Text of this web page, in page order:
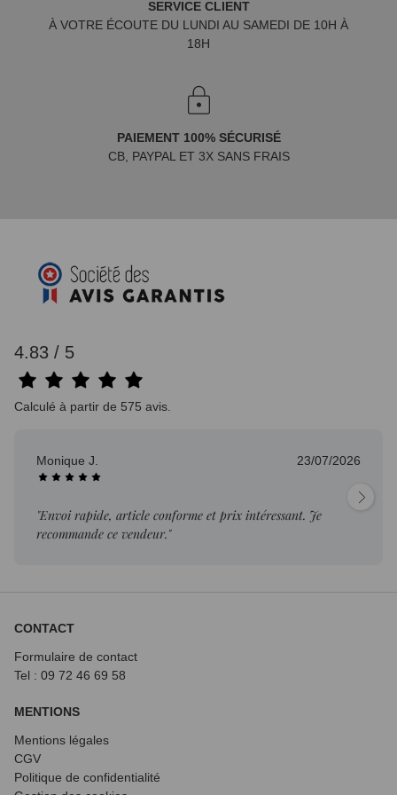
SERVICE CLIENT
À VOTRE ÉCOUTE DU LUNDI AU SAMEDI DE 10H À
18H
PAIEMENT 100% SÉCURISÉ
CB, PAYPAL ET 3X SANS FRAIS
4.83 / 5
Calculé à partir de 575 avis.
Monique J. 23/07/2026
"Envoi rapide, article conforme et prix intéressant. Je
recommande ce vendeur."
CONTACT
Formulaire de contact
Tel : 09 72 46 69 58
MENTIONS
Mentions légales
CGV
Politique de confidentialité